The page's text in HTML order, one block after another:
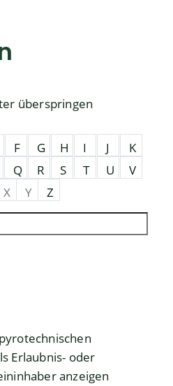
überspringen
F G H I J
K
Q R S T U
V
X Y
Z
Erlaubnis- oder
anzeigen